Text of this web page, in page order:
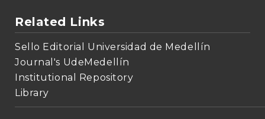
Related Links
Sello Editorial Universidad de Medellín
Journal's UdeMedellín
Institutional Repository
Library